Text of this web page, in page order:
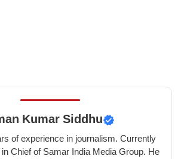
Kumar Siddhu
of experience in journalism. Currently
Chief of Samar India Media Group. He